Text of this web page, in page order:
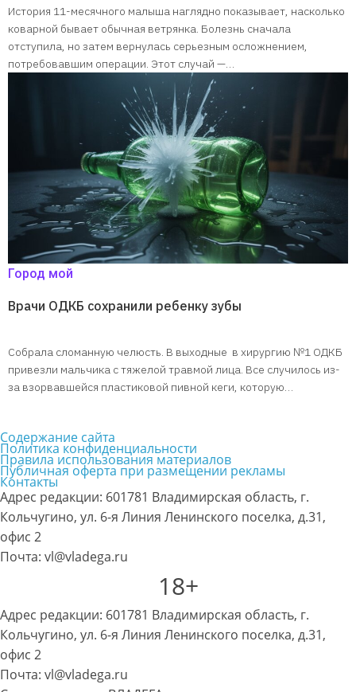
История 11-месячного малыша наглядно показывает, насколько
коварной бывает обычная ветрянка. Болезнь сначала
отступила, но затем вернулась серьезным осложнением,
потребовавшим операции. Этот случай —…
Город мой
Врачи ОДКБ сохранили ребенку зубы
Собрала сломанную челюсть. В выходные в хирургию №1 ОДКБ
привезли мальчика с тяжелой травмой лица. Все случилось из-
за взорвавшейся пластиковой пивной кеги, которую…
Содержание сайта
Политика конфиденциальности
Правила использования материалов
Публичная оферта при размещении рекламы
Контакты
Адрес редакции: 601781 Владимирская область, г.
Кольчугино, ул. 6-я Линия Ленинского поселка, д.31,
офис 2
Почта: vl@vladega.ru
18+
Адрес редакции: 601781 Владимирская область, г.
Кольчугино, ул. 6-я Линия Ленинского поселка, д.31,
офис 2
Почта: vl@vladega.ru